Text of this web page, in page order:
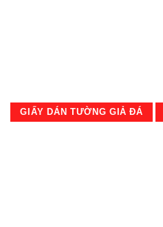
GIẤY DÁN TƯỜNG GIẢ ĐÁ